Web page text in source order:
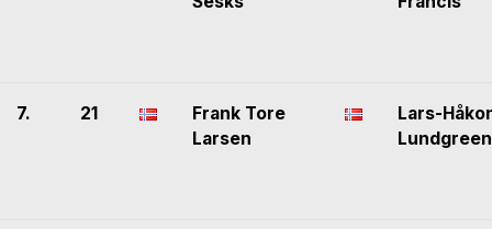
7. 21
Frank Tore
Larsen
Lars-
Lundgreen